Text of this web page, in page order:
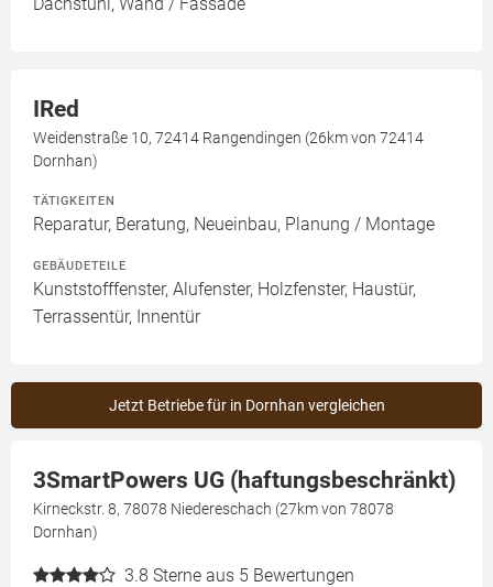
IRed
Weidenstraße 10, 72414 Rangendingen (26km von 72414
Dornhan)
TÄTIGKEITEN
Reparatur, Beratung, Neueinbau, Planung / Montage
GEBÄUDETEILE
Kunststofffenster, Alufenster, Holzfenster, Haustür,
Terrassentür, Innentür
Jetzt Betriebe für in Dornhan vergleichen
3SmartPowers UG (haftungsbeschränkt)
Kirneckstr. 8, 78078 Niedereschach (27km von 78078
Dornhan)
3.8 Sterne aus 5 Bewertungen